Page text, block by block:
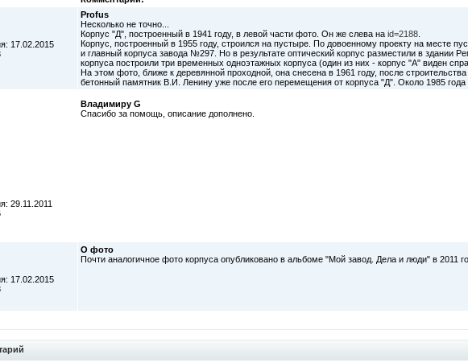
17.02.2015
Profus
Несколько не точно...
Корпус "Д", построенный в 1941 году, в левой части фото. Он же слева на id=2188
Корпус, построенный в 1955 году, строился на пустыре. По довоенному проекту на месте
и главный корпуса завода №297. Но в результате оптический корпус разместили в здании
корпуса построили три временных одноэтажных корпуса (один из них - корпус "А" виден
На этом фото, ближе к деревянной проходной, она снесена в 1961 году, после
бетонный памятник В.И. Ленину уже после его перемещения от корпуса "Д". Около 1985 года
29.11.2011
Владимиру G
Спасибо за помощь, описание дополнено.
17.02.2015
О фото
Почти аналогичное фото корпуса опубликовано в альбоме "Мой завод. Дела и люди" в 2011